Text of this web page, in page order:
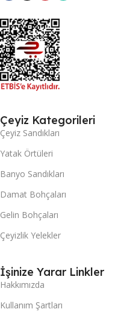
Çeyiz Kategorileri
Çeyiz Sandıkları
Yatak Örtüleri
Banyo Sandıkları
Damat Bohçaları
Gelin Bohçaları
Çeyizlik Yelekler
İşinize Yarar Linkler
Hakkımızda
Kullanım Şartları